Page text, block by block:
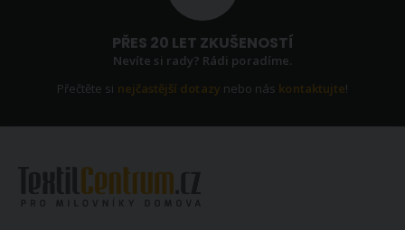
PŘES 20 LET ZKUŠENOSTÍ
Nevíte si rady? Rádi poradíme.
Přečtěte si nejčastější dotazy nebo nás kontaktujte!